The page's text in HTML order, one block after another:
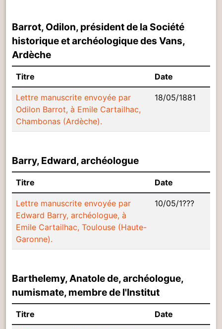
Barrot, Odilon, président de la Société
historique et archéologique des Vans,
Ardèche
Titre Date
Lettre manuscrite envoyée par
Odilon Barrot, à Emile Cartailhac,
Chambonas (Ardèche).
18/05/1881
Barry, Edward, archéologue
Titre Date
Lettre manuscrite envoyée par
Edward Barry, archéologue, à
Emile Cartailhac, Toulouse (Haute-
Garonne).
10/05/1???
Barthelemy, Anatole de, archéologue,
numismate, membre de l'Institut
Titre Date